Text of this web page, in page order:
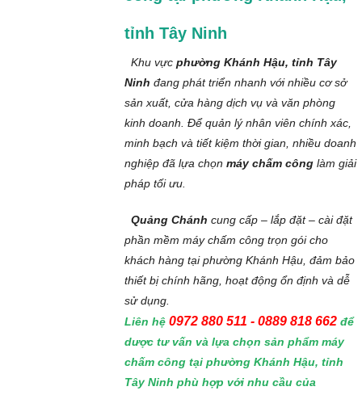
tỉnh Tây Ninh
Khu vựcphường Khánh Hậu, tỉnh Tây
Ninh đang phát triển nhanh với nhiều cơ sở
sản xuất, cửa hàng dịch vụ và văn phòng
kinh doanh. Để quản lý nhân viên chính xác,
minh bạch và tiết kiệm thời gian, nhiều doanh
nghiệp đã lựa chọnmáy chấm công làm giải
pháp tối ưu.
Quảng Chánh cung cấp – lắp đặt – cài đặt
phần mềm máy chấm công trọn gói cho
khách hàng tại phường Khánh Hậu, đảm bảo
thiết bị chính hãng, hoạt động ổn định và dễ
sử dụng.
Liên hệ 0972 880 511 - 0889 818 662 để
dược tư vấn và lựa chọn sản phẩm máy
chấm công tại phường Khánh Hậu, tỉnh
Tây Ninh phù hợp với nhu cầu của